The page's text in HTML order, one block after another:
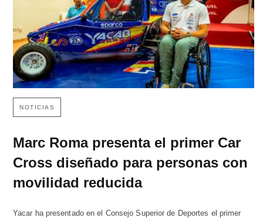
NOTICIAS
Marc Roma presenta el primer Car
Cross diseñado para personas con
movilidad reducida
Yacar ha presentado en el Consejo Superior de Deportes el primer